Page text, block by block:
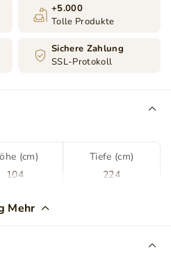
+5.000
Tolle Produkte
Sichere Zahlung
SSL-Protokoll
(cm)
104
Tiefe (cm)
224
Dunkelblau
Mehr